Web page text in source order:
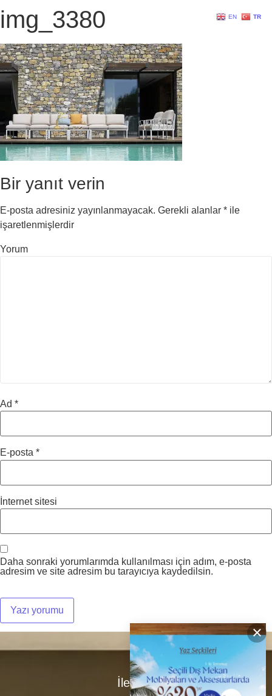
×
img_3380
Bir yanıt verin
E-posta adresiniz yayınlanmayacak. Gerekli alanlar * ile
işaretlenmişlerdir
Yorum
Ad *
E-posta *
İnternet sitesi
Daha sonraki yorumlarımda kullanılması için adım, e-posta
adresim ve site adresim bu tarayıcıya kaydedilsin.
İletişim
EN TR